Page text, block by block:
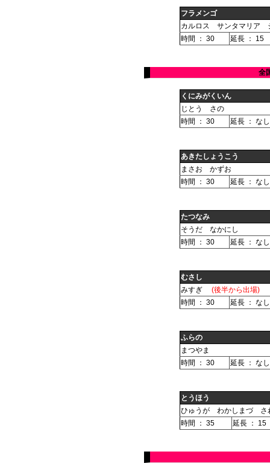
フラメンゴ
カルロス サンタマリア
時間 ： 30
延長 ： 15
全
くにみがくいん
じとう さの
時間 ： 30
延長 ： なし
あきたしょうこう
まさお かずお
時間 ： 30
延長 ： なし
たつなみ
そうだ なかにし
時間 ： 30
延長 ： なし
むさし
みすぎ
(後半から出場)
時間 ： 30
延長 ： なし
ふらの
まつやま
時間 ： 30
延長 ： なし
とうほう
ひゅうが わかしまづ さ
時間 ： 35
延長 ： 15